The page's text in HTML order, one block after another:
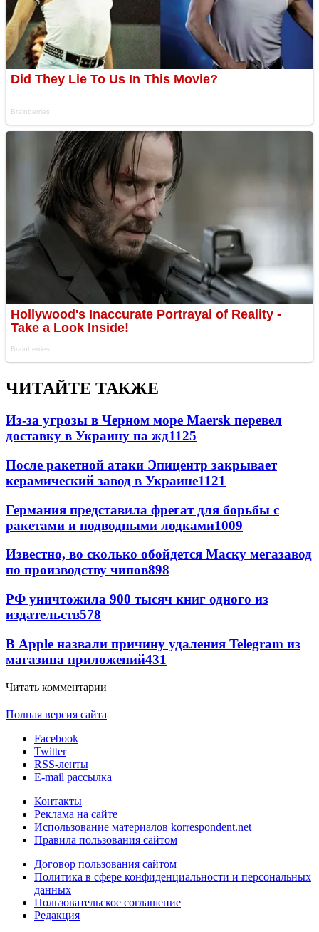
ЧИТАЙТЕ ТАКЖЕ
Из-за угрозы в Черном море Maersk перевел
доставку в Украину на жд1125
После ракетной атаки Эпицентр закрывает
керамический завод в Украине1121
Германия представила фрегат для борьбы с
ракетами и подводными лодками1009
Известно, во сколько обойдется Маску мегазавод
по производству чипов898
РФ уничтожила 900 тысяч книг одного из
издательств578
В Apple назвали причину удаления Telegram из
магазина приложений431
Читать комментарии
Полная версия сайта
Facebook
Twitter
RSS-ленты
E-mail рассылка
Контакты
Реклама на сайте
Использование материалов korrespondent.net
Правила пользования сайтом
Договор пользования сайтом
Политика в сфере конфиденциальности и персональных
данных
Пользовательское соглашение
Редакция